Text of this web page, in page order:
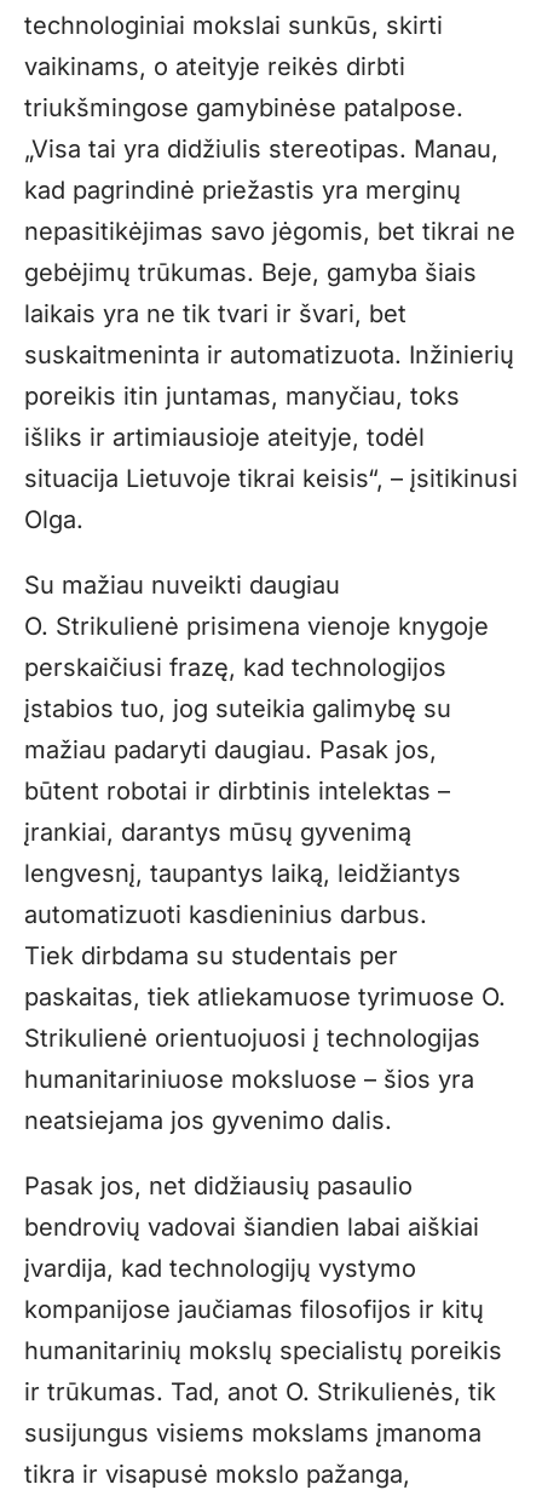
technologiniai mokslai sunkūs, skirti
vaikinams, o ateityje reikės dirbti
triukšmingose gamybinėse patalpose.
„Visa tai yra didžiulis stereotipas. Manau,
kad pagrindinė priežastis yra merginų
nepasitikėjimas savo jėgomis, bet tikrai ne
gebėjimų trūkumas. Beje, gamyba šiais
laikais yra ne tik tvari ir švari, bet
suskaitmeninta ir automatizuota. Inžinierių
poreikis itin juntamas, manyčiau, toks
išliks ir artimiausioje ateityje, todėl
situacija Lietuvoje tikrai keisis“, – įsitikinusi
Olga.
Su mažiau nuveikti daugiau
O. Strikulienė prisimena vienoje knygoje
perskaičiusi frazę, kad technologijos
įstabios tuo, jog suteikia galimybę su
mažiau padaryti daugiau. Pasak jos,
būtent robotai ir dirbtinis intelektas –
įrankiai, darantys mūsų gyvenimą
lengvesnį, taupantys laiką, leidžiantys
automatizuoti kasdieninius darbus.
Tiek dirbdama su studentais per
paskaitas, tiek atliekamuose tyrimuose O.
Strikulienė orientuojuosi į technologijas
humanitariniuose moksluose – šios yra
neatsiejama jos gyvenimo dalis.
Pasak jos, net didžiausių pasaulio
bendrovių vadovai šiandien labai aiškiai
įvardija, kad technologijų vystymo
kompanijose jaučiamas filosofijos ir kitų
humanitarinių mokslų specialistų poreikis
ir trūkumas. Tad, anot O. Strikulienės, tik
susijungus visiems mokslams įmanoma
tikra ir visapusė mokslo pažanga,